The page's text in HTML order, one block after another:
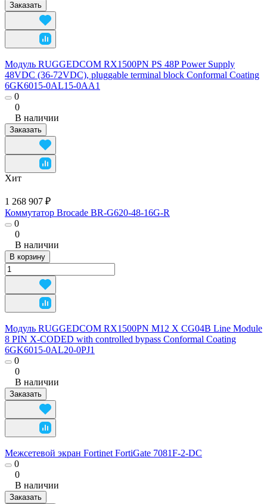
Заказать
Модуль RUGGEDCOM RX1500PN PS 48P Power Supply
48VDC (36-72VDC), pluggable terminal block Conformal Coating
6GK6015-0AL15-0AA1
0
0
В наличии
Заказать
Хит
1 268 907 ₽
Коммутатор Brocade BR-G620-48-16G-R
0
0
В наличии
В корзину
Модуль RUGGEDCOM RX1500PN M12 X CG04B Line Module
8 PIN X-CODED with controlled bypass Conformal Coating
6GK6015-0AL20-0PJ1
0
0
В наличии
Заказать
Межсетевой экран Fortinet FortiGate 7081F-2-DC
0
0
В наличии
Заказать